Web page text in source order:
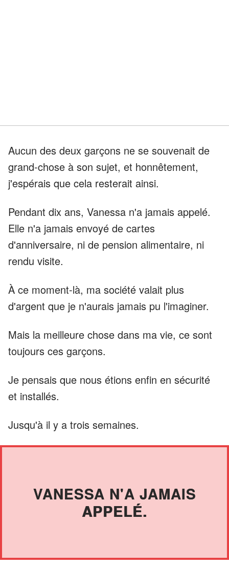
Aucun des deux garçons ne se souvenait de
grand-chose à son sujet, et honnêtement,
j'espérais que cela resterait ainsi.
Pendant dix ans, Vanessa n'a jamais appelé.
Elle n'a jamais envoyé de cartes
d'anniversaire, ni de pension alimentaire, ni
rendu visite.
À ce moment-là, ma société valait plus
d'argent que je n'aurais jamais pu l'imaginer.
Mais la meilleure chose dans ma vie, ce sont
toujours ces garçons.
Je pensais que nous étions enfin en sécurité
et installés.
Jusqu'à il y a trois semaines.
VANESSA N'A JAMAIS
APPELÉ.